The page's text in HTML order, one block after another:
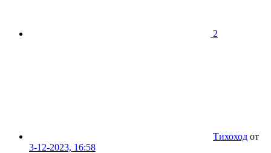
2
Тихоход от
3-12-2023, 16:58